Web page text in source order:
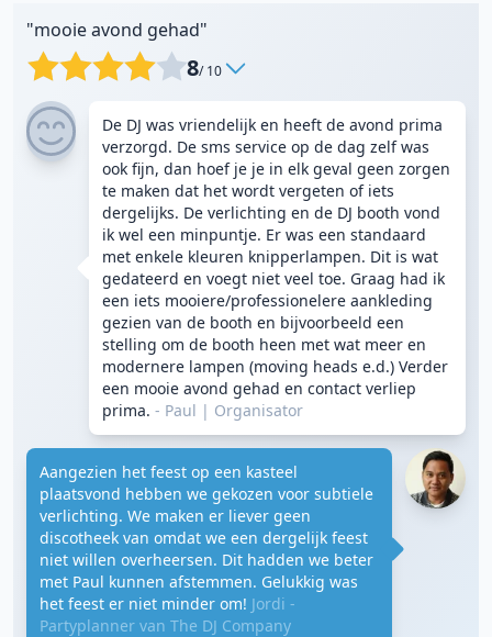
"mooie avond gehad"
8/ 10
De DJ was vriendelijk en heeft de avond prima
verzorgd. De sms service op de dag zelf was
ook fijn, dan hoef je je in elk geval geen zorgen
te maken dat het wordt vergeten of iets
dergelijks. De verlichting en de DJ booth vond
ik wel een minpuntje. Er was een standaard
met enkele kleuren knipperlampen. Dit is wat
gedateerd en voegt niet veel toe. Graag had ik
een iets mooiere/professionelere aankleding
gezien van de booth en bijvoorbeeld een
stelling om de booth heen met wat meer en
modernere lampen (moving heads e.d.) Verder
een mooie avond gehad en contact verliep
prima. - Paul | Organisator
Aangezien het feest op een kasteel
plaatsvond hebben we gekozen voor subtiele
verlichting. We maken er liever geen
discotheek van omdat we een dergelijk feest
niet willen overheersen. Dit hadden we beter
met Paul kunnen afstemmen. Gelukkig was
het feest er niet minder om! Jordi -
Partyplanner van The DJ Company